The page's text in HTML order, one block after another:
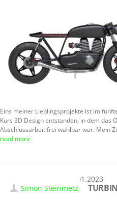
Eins meiner Lieblingsprojekte ist im
Kurs 3D Design entstanden, in dem das
Abschlussarbeit frei wählbar war. Mein
read more
10.01.2023
Simon Steinmetz